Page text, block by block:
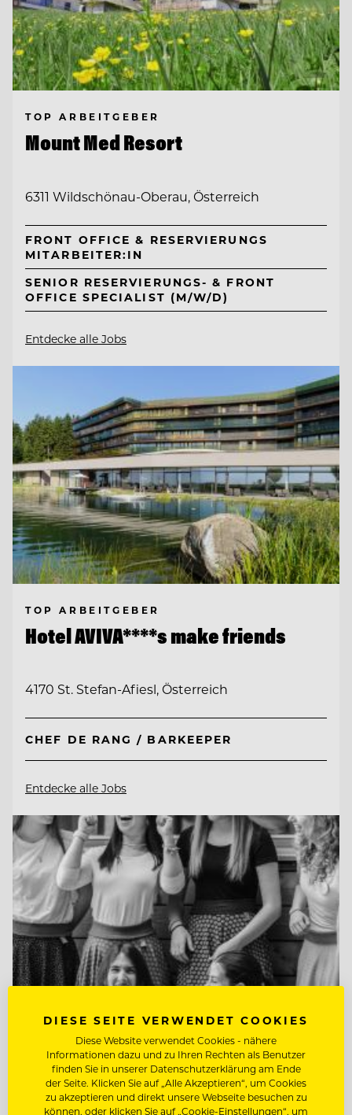
TOP ARBEITGEBER
Mount Med Resort
6311 Wildschönau-Oberau, Österreich
FRONT OFFICE & RESERVIERUNGS
MITARBEITER:IN
SENIOR RESERVIERUNGS- & FRONT
OFFICE SPECIALIST (M/W/D)
Entdecke alle Jobs
TOP ARBEITGEBER
Hotel AVIVA****s make friends
4170 St. Stefan-Afiesl, Österreich
CHEF DE RANG / BARKEEPER
Entdecke alle Jobs
TOP ARBEITGEBER
Naturhotel Bauernhofer
DIESE SEITE VERWENDET COOKIES
Diese Website verwendet Cookies - nähere
Informationen dazu und zu Ihren Rechten als Benutzer
finden Sie in unserer Datenschutzerklärung am Ende
der Seite. Klicken Sie auf „Alle Akzeptieren“, um Cookies
zu akzeptieren und direkt unsere Webseite besuchen zu
können, oder klicken Sie auf „Cookie-Einstellungen“, um